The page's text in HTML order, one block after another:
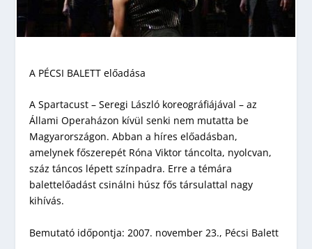
A PÉCSI BALETT előadása
A Spartacust – Seregi László koreográfiájával – az
Állami Operaházon kívül senki nem mutatta be
Magyarországon. Abban a híres előadásban,
amelynek főszerepét Róna Viktor táncolta, nyolcvan,
száz táncos lépett színpadra. Erre a témára
balettelőadást csinálni húsz fős társulattal nagy
kihívás.
Bemutató időpontja: 2007. november 23., Pécsi Balett